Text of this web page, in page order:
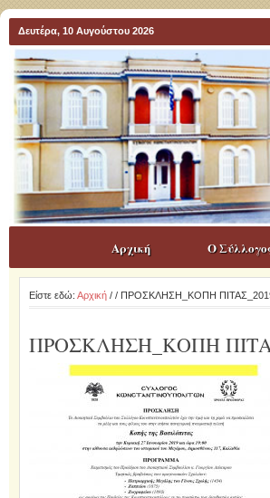
Δευτέρα, 10 Αυγούστου 2026
Αρχική Ο
Είστε εδώ: Αρχική/ / ΠΡΟΣΚΛΗΣΗ_ΚΟΠΗ
ΠΡΟΣΚΛΗΣΗ_ΚΟΠΗ